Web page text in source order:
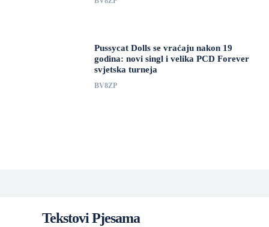
Pussycat Dolls se vraćaju nakon 19
godina: novi singl i velika PCD Forever
svjetska turneja
BV8ZP
Tekstovi Pjesama